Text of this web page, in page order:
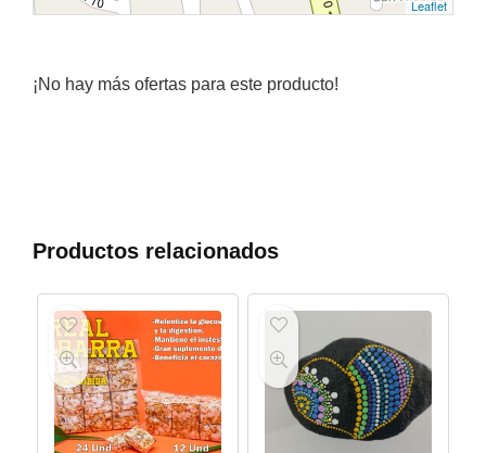
Leaflet
¡No hay más ofertas para este producto!
Productos relacionados